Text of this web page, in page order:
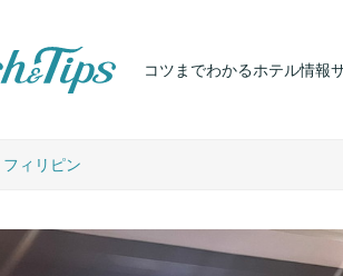
コツまでわかるホテル情報
フィリピン